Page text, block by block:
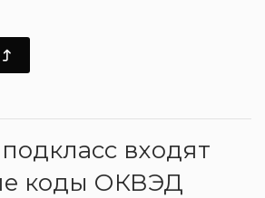
входят
коды ОКВЭД